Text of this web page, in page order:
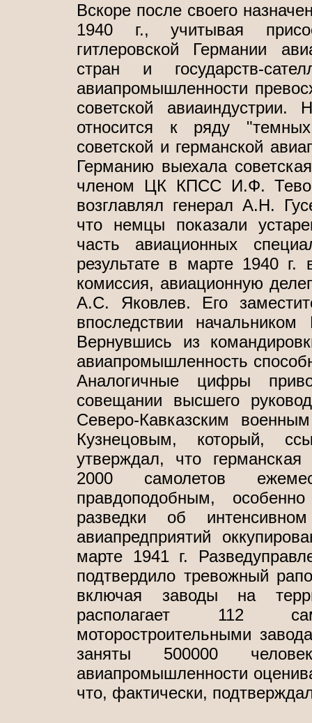
Вскоре после своего
1940 г., учитывая
гитлеровской Германии
стран и государств-
авиапромышленности
советской
относится к ряду
советской и германской
Германию выехала
членом ЦК КПСС И.Ф.
возглавлял генерал А.Н.
что немцы показали
часть авиационных
результате в марте 1940
комиссия, авиационную
А.С. Яковлев. Его
впоследствии
Вернувшись из
авиапромышленность
Аналогичные цифры
совещании высшего
Северо-Кавказским
Кузнецовым, который,
утверждал, что
2000 самолетов
правдоподобным,
разведки об
авиапредприятий
марте 1941 г.
подтвердило тревожный
включая заводы на
располагает 112
моторостроительными
заняты 500000
авиапромышленности
что, фактически,